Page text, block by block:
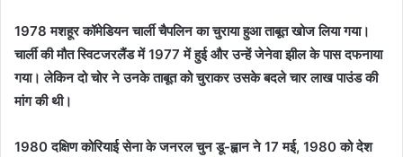
1978 मशहूर कॉमेडियन चार्ली चैपलिन का चुराया हुआ ताबूत खोज लिया गया।
चार्ली की मौत स्विटजरलैंड में 1977 में हुई और उन्हें जेनेवा झील के पास दफनाया
गया। लेकिन दो चोर ने उनके ताबूत को चुराकर उसके बदले चार लाख पाउंड की
मांग की थी।
1980 दक्षिण कोरियाई सेना के जनरल चुन डू-ह्वान ने 17 मई, 1980 को देश